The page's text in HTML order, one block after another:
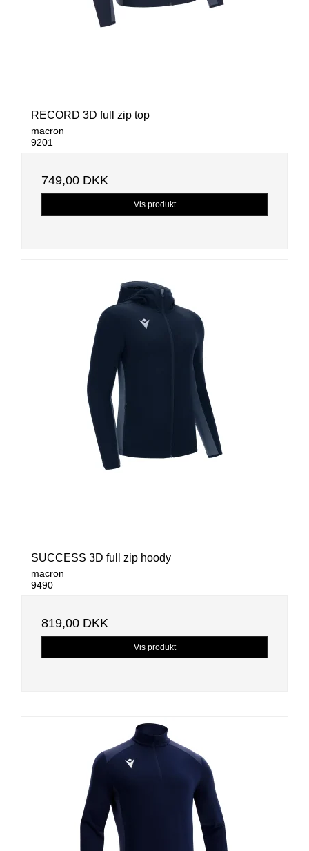
RECORD 3D full zip top
macron
9201
749,00 DKK
Vis produkt
SUCCESS 3D full zip hoody
macron
9490
819,00 DKK
Vis produkt